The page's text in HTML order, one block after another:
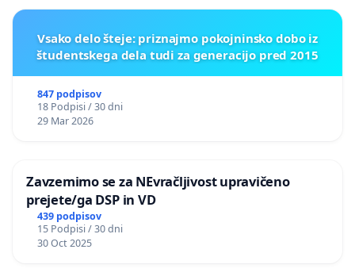
Vsako delo šteje: priznajmo pokojninsko dobo iz
študentskega dela tudi za generacijo pred 2015
847 podpisov
18 Podpisi / 30 dni
29 Mar 2026
Zavzemimo se za NEvračljivost upravičeno
prejete/ga DSP in VD
439 podpisov
15 Podpisi / 30 dni
30 Oct 2025